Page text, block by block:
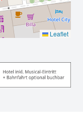
Leaflet